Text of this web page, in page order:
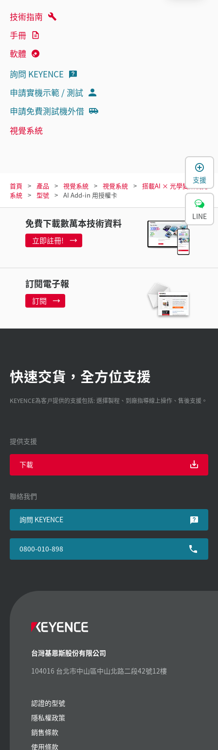
技術指南
手冊
軟體
詢問 KEYENCE
申請實機示範 / 測試
申請免費測試機外借
視覺系統
首頁 產品 視覺系統 視覺系統
搭載AI × 光學變焦視覺
系統
型號 AI Add-in 用授權卡
免費下載數萬本技術資料
立即註冊!
訂閱電子報
訂閱
快速交貨，全方位支援
KEYENCE為客戸提供的支援包括: 選擇製程、到廠指導線上操作、售後支援。
提供支援
下載
聯絡我們
詢問 KEYENCE
0800-010-898
台灣基恩斯股份有限公司
104016 台北市中山區中山北路二段42號12樓
認證的型號
隱私權政策
銷售條款
使用條款
支援
LINE